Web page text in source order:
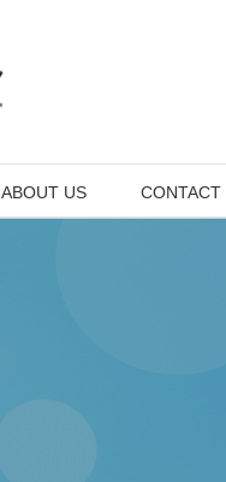
ABOUT US CONTACT